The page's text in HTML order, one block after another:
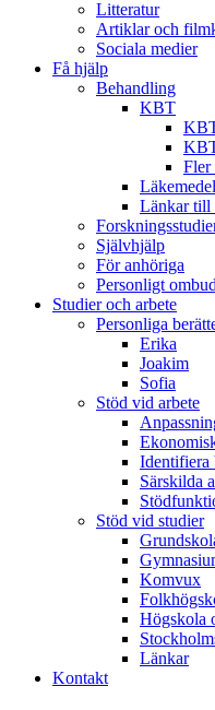
Litteratur
Artiklar och
Sociala medier
Få hjälp
Behandling
KBT
Fler
Läkemedel
Länkar till
Självhjälp
För anhöriga
Personligt ombud
Studier och arbete
Personliga
Erika
Joakim
Sofia
Stöd vid arbete
Identifiera
Särskilda
Stöd vid studier
Komvux
Högskola
Länkar
Kontakt